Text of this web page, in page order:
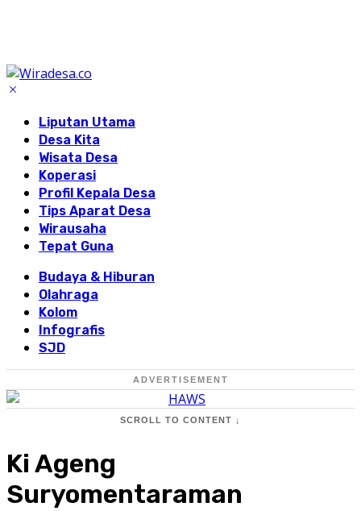
Liputan Utama
Desa Kita
Wisata Desa
Koperasi
Profil Kepala Desa
Tips Aparat Desa
Wirausaha
Tepat Guna
Budaya & Hiburan
Olahraga
Kolom
Infografis
SJD
ADVERTISEMENT
SCROLL TO CONTENT ↓
Ki Ageng
Suryomentaraman